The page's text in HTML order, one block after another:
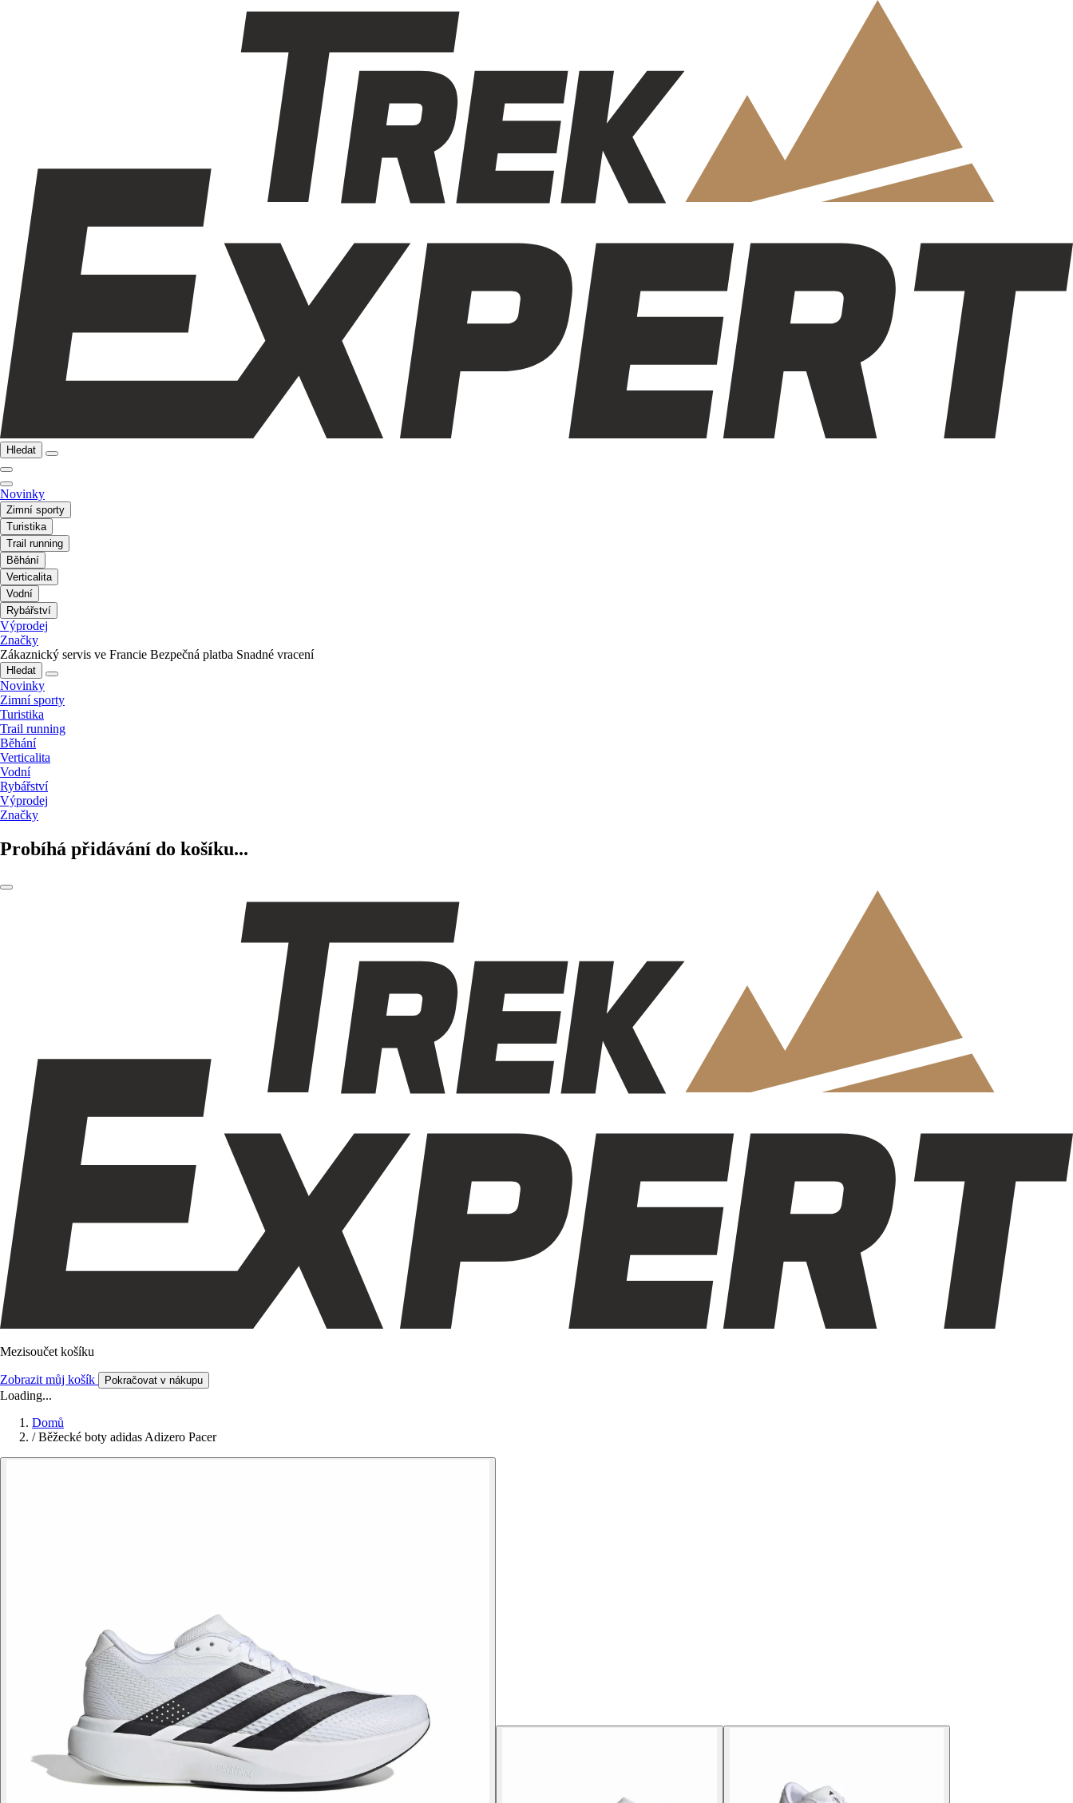
Hledat
Novinky
Zimní sporty
Turistika
Trail running
Běhání
Verticalita
Vodní
Rybářství
Výprodej
Značky
Zákaznický servis ve Francie Bezpečná platba Snadné vracení
Hledat
Novinky
Zimní sporty
Turistika
Trail running
Běhání
Verticalita
Vodní
Rybářství
Výprodej
Značky
Probíhá přidávání do košíku...
Mezisoučet košíku
Zobrazit můj košík Pokračovat v nákupu
Loading...
Domů
/ Běžecké boty adidas Adizero Pacer